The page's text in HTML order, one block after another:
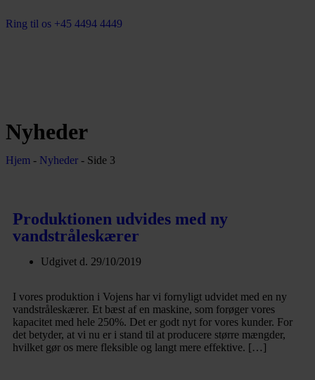
Ring til os +45 4494 4449
Nyheder
Hjem - Nyheder - Side 3
Produktionen udvides med ny
vandstråleskærer
Udgivet d. 29/10/2019
I vores produktion i Vojens har vi fornyligt udvidet med en ny
vandstråleskærer. Et bæst af en maskine, som forøger vores
kapacitet med hele 250%. Det er godt nyt for vores kunder. For
det betyder, at vi nu er i stand til at producere større mængder,
hvilket gør os mere fleksible og langt mere effektive. […]